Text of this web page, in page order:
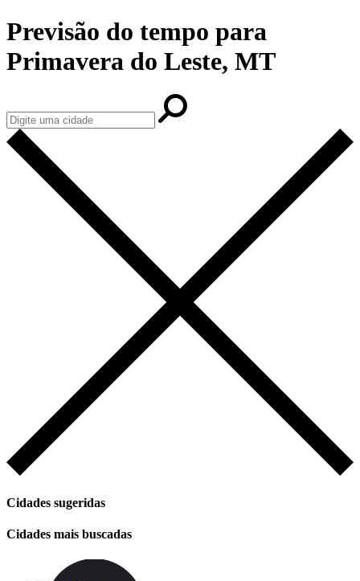
Previsão do tempo para
Primavera do Leste, MT
Cidades sugeridas
Cidades mais buscadas